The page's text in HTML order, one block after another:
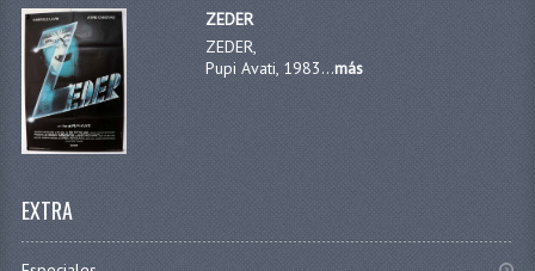
ZEDER
ZEDER,
Pupi Avati, 1983...más
EXTRA